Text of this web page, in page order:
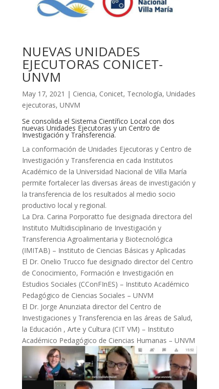
NUEVAS UNIDADES
EJECUTORAS CONICET-
UNVM
May 17, 2021 | Ciencia, Conicet, Tecnología, Unidades
ejecutoras, UNVM
Se consolida el Sistema Científico Local con dos
nuevas Unidades Ejecutoras y un Centro de
Investigación y Transferencia.
La conformación de Unidades Ejecutoras y Centro de
Investigación y Transferencia en cada Institutos
Académico de la Universidad Nacional de Villa María
permite fortalecer las diversas áreas de investigación y
la transferencia de los resultados al medio socio
productivo local y regional.
La Dra. Carina Porporatto fue designada directora del
Instituto Multidisciplinario de Investigación y
Transferencia Agroalimentaria y Biotecnológica
(IMITAB) – Instituto de Ciencias Básicas y Aplicadas
El Dr. Onelio Trucco fue designado director del Centro
de Conocimiento, Formación e Investigación en
Estudios Sociales (CConFInES) – Instituto Académico
Pedagógico de Ciencias Sociales – UNVM
El Dr. Jorge Anunziata director del Centro de
Investigaciones y Transferencia en las áreas de Salud,
la Educación , Arte y Cultura (CIT VM) – Instituto
Académico Pedagógico de Ciencias Humanas – UNVM